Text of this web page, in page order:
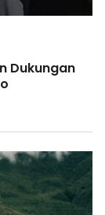
Dukungan